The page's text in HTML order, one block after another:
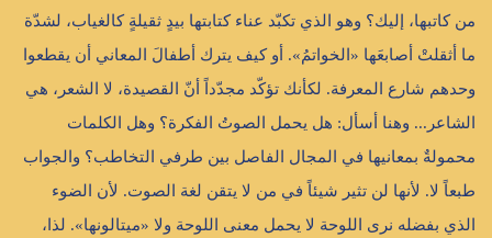
من كاتبها، إليك؟ وهو الذي تكبّد عناء كتابتها بيدٍ ثقيلةٍ كالغياب، لشدّة
ما أثقلتْ أصابعَها «الخواتمُ». أو كيف يترك أطفالَ المعاني أن يقطعوا
وحدهم شارع المعرفة. لكأنك تؤكّد مجدّداً أنّ القصيدة، لا الشعر، هي
الشاعر... وهنا أسأل: هل يحمل الصوتُ الفكرة؟ وهل الكلمات
محمولةٌ بمعانيها في المجال الفاصل بين طرفي التخاطب؟ والجواب
طبعاً لا. لأنها لن تثير شيئاً في من لا يتقن لغة الصوت. لأن الضوء
الذي بفضله نرى اللوحة لا يحمل معنى اللوحة ولا «ميتالونها». لذا،